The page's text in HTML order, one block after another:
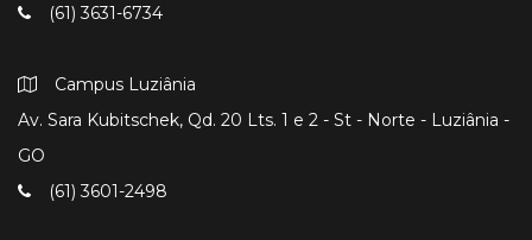
(61) 3631-6734
Campus Luziânia
Av. Sara Kubitschek, Qd. 20 Lts. 1 e 2 - St - Norte - Luziânia -
GO
(61) 3601-2498